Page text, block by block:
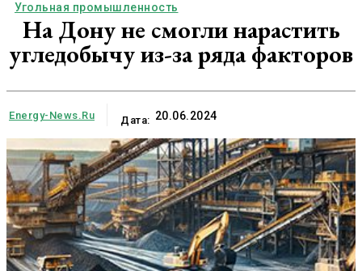
Угольная промышленность
На Дону не смогли нарастить
угледобычу из-за ряда факторов
Energy-News.ru Дата: 20.06.2024